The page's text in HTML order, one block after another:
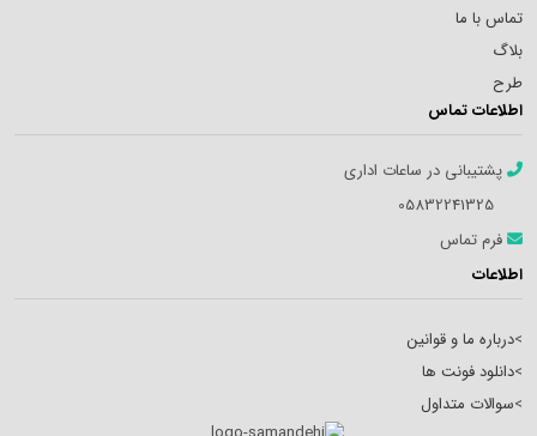
تماس با ما
بلاگ
طرح
اطلاعات تماس
پشتیبانی در ساعات اداری
05832241325
فرم تماس
اطلاعات
>درباره ما و قوانین
>دانلود فونت ها
>سوالات متداول